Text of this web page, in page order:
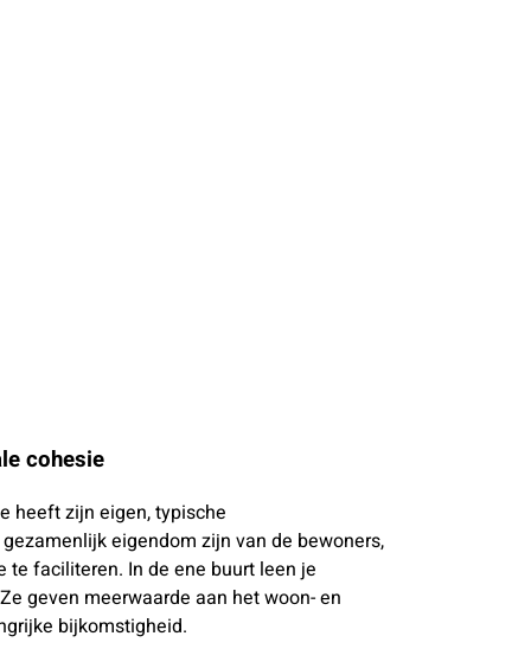
cohesie
heeft zijn eigen, typische
eigendom zijn van de bewoners,
faciliteren. In de ene buurt leen je
geven meerwaarde aan het woon- en
bijkomstigheid.